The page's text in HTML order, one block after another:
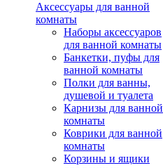
Аксессуары для ванной
комнаты
Наборы аксессуаров
для ванной комнаты
Банкетки, пуфы для
ванной комнаты
Полки для ванны,
душевой и туалета
Карнизы для ванной
комнаты
Коврики для ванной
комнаты
Корзины и ящики